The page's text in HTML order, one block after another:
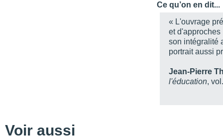
Ce qu’on en dit...
« L'ouvrage
et d'approches
son intégralité
portrait aussi
Jean-Pierre
l'éducation,
Voir aussi